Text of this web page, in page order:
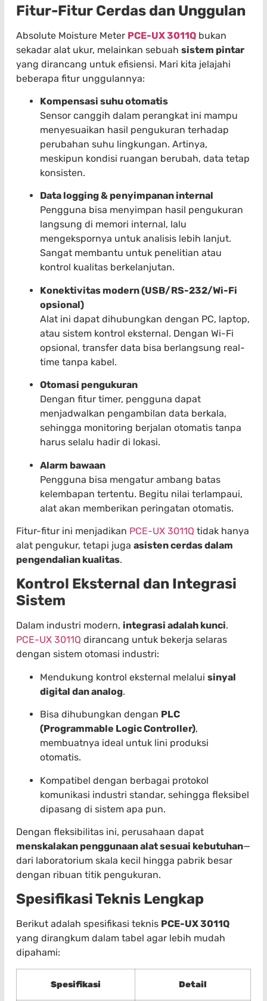
Fitur-Fitur Cerdas dan Unggulan
Absolute Moisture Meter PCE-UX 3011Q bukan
sekadar alat ukur, melainkan sebuah sistem pintar
yang dirancang untuk efisiensi. Mari kita jelajahi
beberapa fitur unggulannya:
Kompensasi suhu otomatis
Sensor canggih dalam perangkat ini mampu
menyesuaikan hasil pengukuran terhadap
perubahan suhu lingkungan. Artinya,
meskipun kondisi ruangan berubah, data tetap
konsisten.
Data logging & penyimpanan internal
Pengguna bisa menyimpan hasil pengukuran
langsung di memori internal, lalu
mengekspornya untuk analisis lebih lanjut.
Sangat membantu untuk penelitian atau
kontrol kualitas berkelanjutan.
Konektivitas modern (USB/RS-232/Wi-Fi
opsional)
Alat ini dapat dihubungkan dengan PC, laptop,
atau sistem kontrol eksternal. Dengan Wi-Fi
opsional, transfer data bisa berlangsung real-
time tanpa kabel.
Otomasi pengukuran
Dengan fitur timer, pengguna dapat
menjadwalkan pengambilan data berkala,
sehingga monitoring berjalan otomatis tanpa
harus selalu hadir di lokasi.
Alarm bawaan
Pengguna bisa mengatur ambang batas
kelembapan tertentu. Begitu nilai terlampaui,
alat akan memberikan peringatan otomatis.
Fitur-fitur ini menjadikan PCE-UX 3011Q tidak hanya
alat pengukur, tetapi juga asisten cerdas dalam
pengendalian kualitas.
Kontrol Eksternal dan Integrasi
Sistem
Dalam industri modern, integrasi adalah kunci.
PCE-UX 3011Q dirancang untuk bekerja selaras
dengan sistem otomasi industri:
Mendukung kontrol eksternal melalui sinyal
digital dan analog.
Bisa dihubungkan dengan PLC
(Programmable Logic Controller),
membuatnya ideal untuk lini produksi
otomatis.
Kompatibel dengan berbagai protokol
komunikasi industri standar, sehingga fleksibel
dipasang di sistem apa pun.
Dengan fleksibilitas ini, perusahaan dapat
menskalakan penggunaan alat sesuai kebutuhan—
dari laboratorium skala kecil hingga pabrik besar
dengan ribuan titik pengukuran.
Spesifikasi Teknis Lengkap
Berikut adalah spesifikasi teknis PCE-UX 3011Q
yang dirangkum dalam tabel agar lebih mudah
dipahami:
Spesifikasi Detail